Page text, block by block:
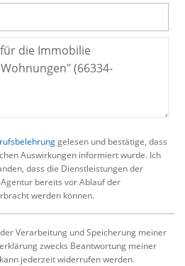
gelesen und bestätige, dass
Auswirkungen informiert wurde. Ich
dass die Dienstleistungen der
bereits vor Ablauf der
werden können.
Verarbeitung und Speicherung meiner
zwecks Beantwortung meiner
jederzeit widerrufen werden.